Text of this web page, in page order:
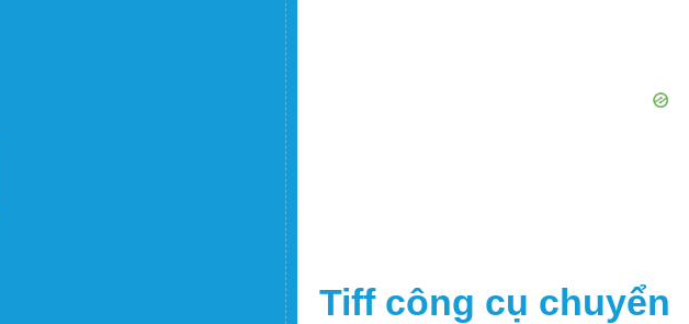
Tiff công cụ chuyển